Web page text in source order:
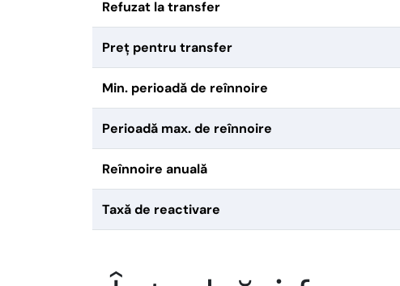
Refuzat la transfer
Preț pentru transfer
Min. perioadă de reînnoire
Perioadă max. de reînnoire
Reînnoire anuală
Taxă de reactivare